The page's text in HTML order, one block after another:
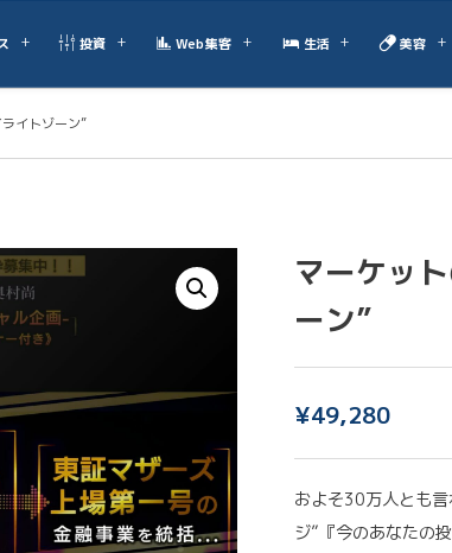
投資 Web集客 生活 美容
イトゾーン”
マーケッ
ーン”
¥49,280
およそ30万人とも
ジ”『今のあなたの